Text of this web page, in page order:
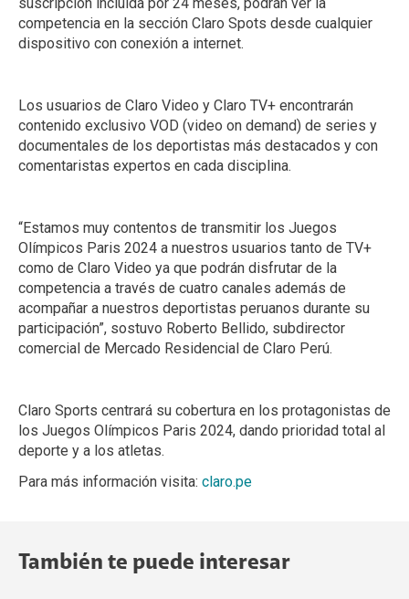
competencia en la sección Claro Spots desde cualquier
dispositivo con conexión a internet.
Los usuarios de Claro Video y Claro TV+ encontrarán
contenido exclusivo VOD (video on demand) de series y
documentales de los deportistas más destacados y con
comentaristas expertos en cada disciplina.
“Estamos muy contentos de transmitir los Juegos
Olímpicos Paris 2024 a nuestros usuarios tanto de TV+
como de Claro Video ya que podrán disfrutar de la
competencia a través de cuatro canales además de
acompañar a nuestros deportistas peruanos durante su
participación”, sostuvo Roberto Bellido, subdirector
comercial de Mercado Residencial de Claro Perú.
Claro Sports centrará su cobertura en los protagonistas de
los Juegos Olímpicos Paris 2024, dando prioridad total al
deporte y a los atletas.
Para más información visita: claro.pe
También te puede interesar